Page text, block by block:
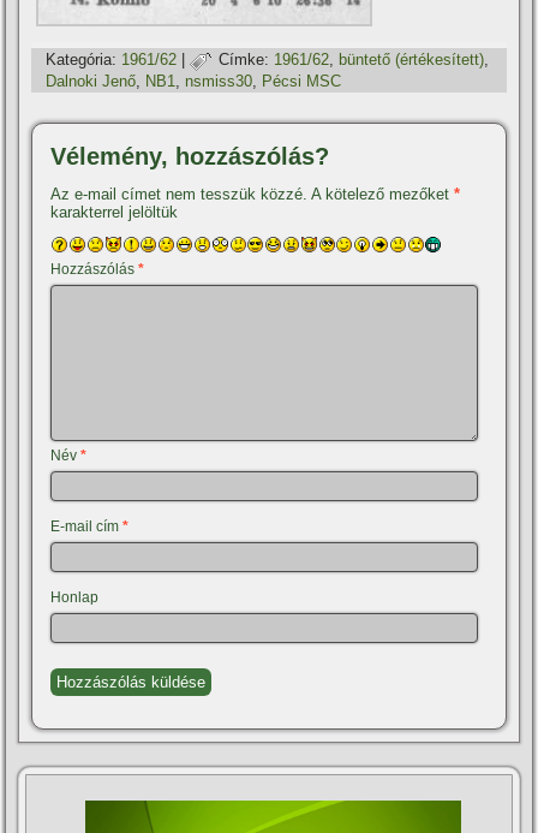
Kategória: 1961/62 | Címke: 1961/62, büntető (értékesí­tett),
Dalnoki Jenő
NB1 nsmiss30 Pécsi MSC
Vélemény, hozzászólás?
Az e-mail címet nem tesszük közzé. A kötelező mezőket*
karakterrel jelöltük
Hozzászólás*
Név*
E-mail cím*
Honlap